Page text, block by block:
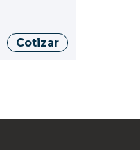
Cotizar